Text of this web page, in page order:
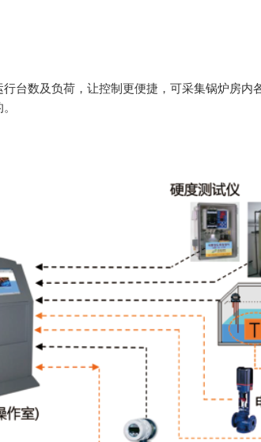
台数及负荷，让控制更便捷，可采集锅炉房内